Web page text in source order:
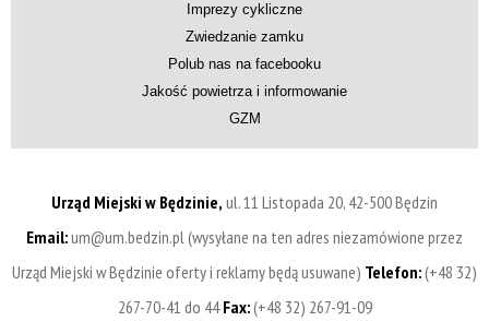
Imprezy cykliczne
Zwiedzanie zamku
Polub nas na facebooku
Jakość powietrza i informowanie
GZM
Urząd Miejski w Będzinie, ul. 11 Listopada 20, 42-500 Będzin
Email:um@um.bedzin.pl (wysyłane na ten adres niezamówione przez
Urząd Miejski w Będzinie oferty i reklamy będą usuwane) Telefon:(+48 32)
267-70-41 do 44Fax:(+48 32) 267-91-09